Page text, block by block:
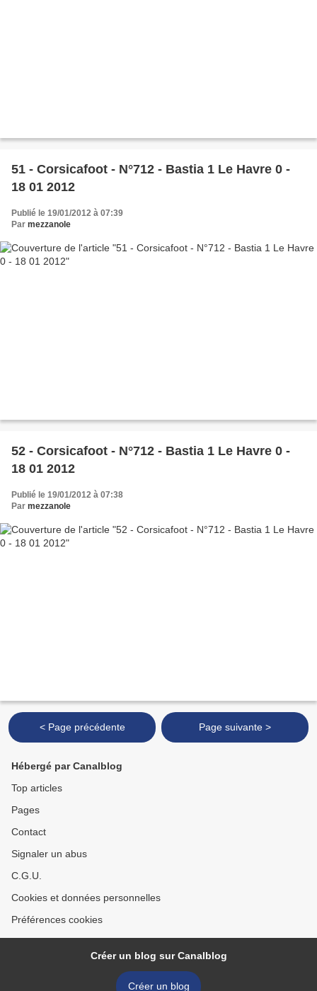
51 - Corsicafoot - N°712 - Bastia 1 Le Havre 0 -
18 01 2012
Publié le 19/01/2012 à 07:39
Par mezzanole
52 - Corsicafoot - N°712 - Bastia 1 Le Havre 0 -
18 01 2012
Publié le 19/01/2012 à 07:38
Par mezzanole
< Page précédente Page suivante >
Hébergé par Canalblog
Top articles
Pages
Contact
Signaler un abus
C.G.U.
Cookies et données personnelles
Préférences cookies
Créer un blog sur Canalblog
Créer un blog